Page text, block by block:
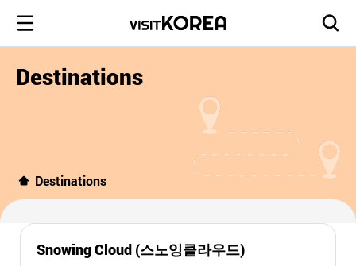
Destinations
Destinations
Snowing Cloud (스노잉클라우드)